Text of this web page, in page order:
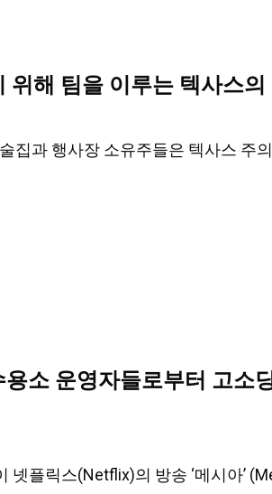
위해 팀을 이루는 텍사스
집과 행사장 소유주들은 텍사스 주
소 운영자들로부터 고소
플릭스(Netflix)의 방송 ‘메시아’